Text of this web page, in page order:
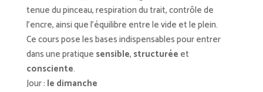
tenue du pinceau, respiration du trait, contrôle de
l’encre, ainsi que l’équilibre entre le vide et le plein.
Ce cours pose les bases indispensables pour entrer
dans une pratique sensible, structurée et
consciente.
Jour : le dimanche